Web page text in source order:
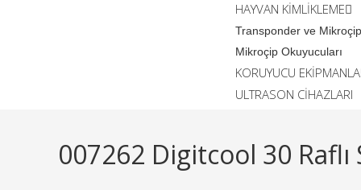
HAYVAN KİMLİKLEME
Transponder ve
Mikroçip Okuyucuları
KORUYUCU
ULTRASON CİHAZLARI
007262 Digitcool 30